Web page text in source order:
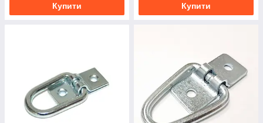
Купити Купити